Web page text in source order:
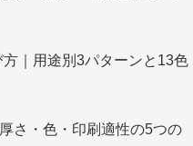
｜用途別3パターンと13色
さ・色・印刷適性の5つの